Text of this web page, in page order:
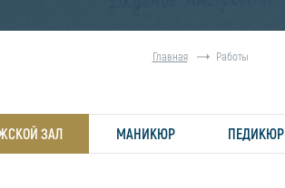
Главная Работы
ЗАЛ МАНИКЮР ПЕДИКЮР